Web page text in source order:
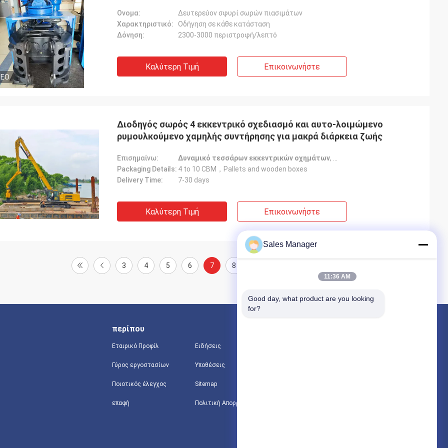
Ονομα:
Δευτερεύον σφυρί σωρών πιασιμάτων
Χαρακτηριστικό:
Οδήγηση σε κάθε κατάσταση
Δόνηση:
2300-3000 περιστροφή/λεπτό
Καλύτερη Τιμή Επικοινωνήστε
Διοδηγός σωρός 4 εκκεντρικό σχεδιασμό και αυτο-λοιμώμενο
ρυμουλκούμενο χαμηλής συντήρησης για μακρά διάρκεια ζωής
Επισημαίνω: Δυναμικό τεσσάρων εκκεντρικών οχημάτων,
Packaging Details: 4 to 10 CBM，Pallets and wooden boxes
Delivery Time:
7-30 days
Καλύτερη Τιμή Επικοινωνήστε
3 4 5 6 7 8
περίπου
Εταιρικό Προφίλ
Γύρος εργοστασίων
Ποιοτικός έλεγχος
επαφή
Ειδήσεις
Υποθέσεις
Sitemap
Πολιτική Απορρήτου
Sales Manager
11:36 AM
Good day, what product are you looking
for?